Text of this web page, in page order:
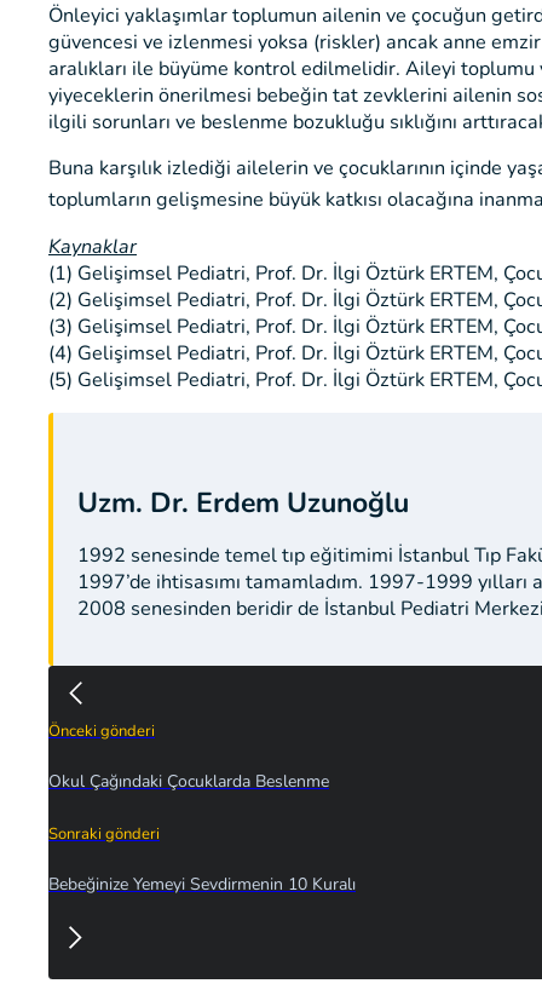
Önleyici yaklaşımlar toplumun ailenin ve çocuğun
güvencesi ve izlenmesi yoksa (riskler) ancak anne
aralıkları ile büyüme kontrol edilmelidir. Aileyi
yiyeceklerin önerilmesi bebeğin tat zevklerini ailenin
ilgili sorunları ve beslenme bozukluğu sıklığını
Buna karşılık izlediği ailelerin ve çocuklarının içinde
toplumların gelişmesine büyük katkısı olacağına
Kaynaklar
(1) Gelişimsel Pediatri, Prof. Dr. İlgi Öztürk ERTEM,
(2) Gelişimsel Pediatri, Prof. Dr. İlgi Öztürk ERTEM,
(3) Gelişimsel Pediatri, Prof. Dr. İlgi Öztürk ERTEM,
(4) Gelişimsel Pediatri, Prof. Dr. İlgi Öztürk ERTEM,
(5) Gelişimsel Pediatri, Prof. Dr. İlgi Öztürk ERTEM,
Uzm. Dr. Erdem Uzunoğlu
1992 senesinde temel tıp eğitimimi İstanbul Tıp
1997’de ihtisasımı tamamladım. 1997-1999
2008 senesinden beridir de İstanbul Pediatri
Önceki gönderi
Okul Çağındaki Çocuklarda Beslenme
Sonraki gönderi
Bebeğinize Yemeyi Sevdirmenin 10 Kuralı